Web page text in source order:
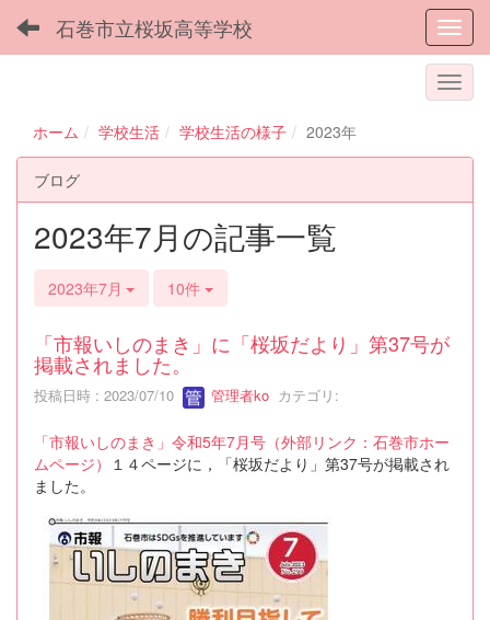
石巻市立桜坂高等学校
ホーム 学校生活 学校生活の様子 2023年
ブログ
2023年7月の記事一覧
2023年7月 10件
「市報いしのまき」に「桜坂だより」第37号が
掲載されました。
投稿日時 : 2023/07/10 管理者ko カテゴリ:
「市報いしのまき」令和5年7月号（外部リンク：石巻市ホー
ムページ）
１４ページに，「桜坂だより」第37号が掲載され
ました。